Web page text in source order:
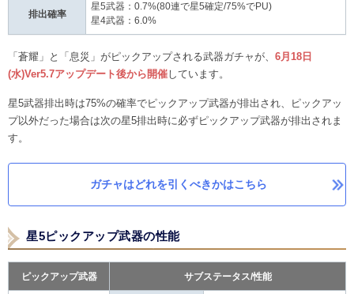
排出確率
星5武器：0.7%(80連で星5確定/75%でPU)
星4武器：6.0%
「蒼耀」と「息災」がピックアップされる武器ガチャが、 6月18日
(水)Ver5.7アップデート後から開催しています。
星5武器排出時は75%の確率でピックアップ武器が排出され、ピックアッ
プ以外だった場合は次の星5排出時に必ずピックアップ武器が排出されま
す。
ガチャはどれを引くべきかはこちら
星5ピックアップ武器の性能
ピックアップ武器 サブステータス/性能